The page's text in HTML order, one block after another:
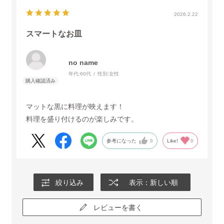
2026.2.22
スマートなお皿
no name
年代:60代 性別:女性
マットな黒に料理が映えます！
料理を盛り付けるのが楽しみです。
参考になった 0 Like! 0
絞り込み 表示：新しい順
レビューを書く